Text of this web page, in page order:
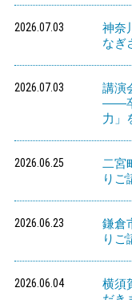
2026.07.03
神奈
なぎ
2026.07.03
講演
――卒
力」
2026.06.25
二宮
りご
2026.06.23
鎌倉
りご
2026.06.04
横須